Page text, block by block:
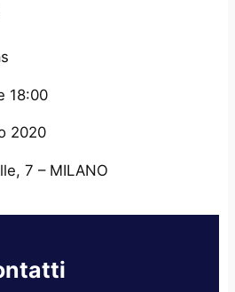
18:00
2020
7 – MILANO